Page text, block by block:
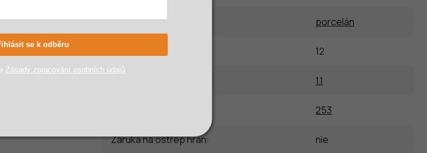
Materiál: porcelán
Množství v sestavě 12
1.1
253
Záruka na ostřep hran:
nie
se k odběru
Zásady zpracování osobních údajů